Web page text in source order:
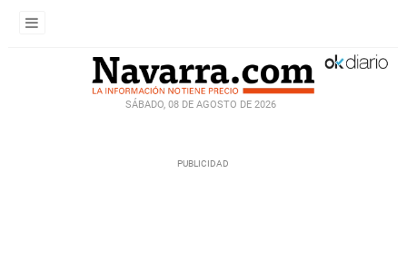
SÁBADO, 08 DE AGOSTO DE 2026